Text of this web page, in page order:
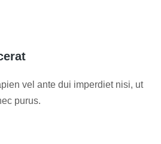
vel ante dui imperdiet nisi, ut
purus.